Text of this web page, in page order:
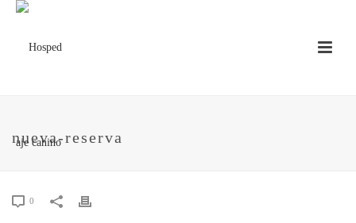
nueva-reserva
0